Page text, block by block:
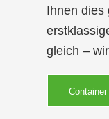
Ihnen dies
gleich –